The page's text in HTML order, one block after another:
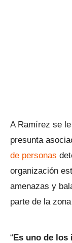
A Ramírez se
presunta
de personas
organización
amenazas y
parte de la
“Es uno de los